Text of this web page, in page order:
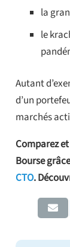
la
le
Autant
d’un
marchés
Comparez
Bourse
CTO.